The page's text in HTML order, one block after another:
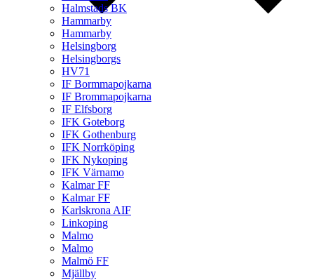
Halmstads BK
Hammarby
Hammarby
Helsingborg
Helsingborgs
HV71
IF Bormmapojkarna
IF Brommapojkarna
IF Elfsborg
IFK Goteborg
IFK Gothenburg
IFK Norrköping
IFK Nykoping
IFK Värnamo
Kalmar FF
Kalmar FF
Karlskrona AIF
Linkoping
Malmo
Malmo
Malmö FF
Mjällby